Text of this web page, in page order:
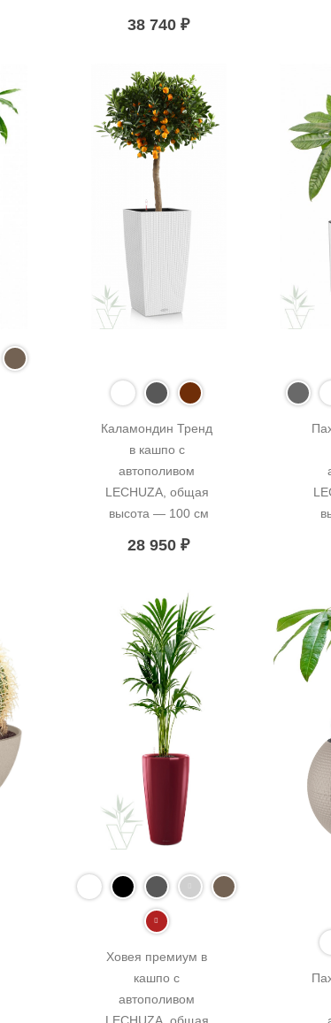
38 740₽
Каламондин Тренд
в кашпо с
автополивом
LECHUZA, общая
высота — 100 см
28 950₽
Ховея премиум в
кашпо с
автополивом